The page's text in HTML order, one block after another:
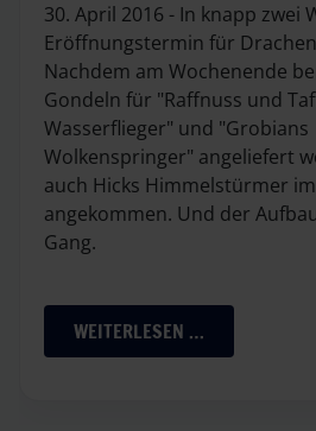
30. April 2016 - In knapp zwei
Eröffnungstermin für
Nachdem am Wochenende
Gondeln für "Raffnuss und
Wasserflieger" und "Grobians
Wolkenspringer" angeliefert
auch Hicks Himmelstürmer
angekommen. Und der
Gang.
WEITERLESEN …